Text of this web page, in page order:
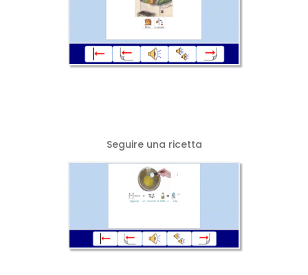
Seguire una ricetta